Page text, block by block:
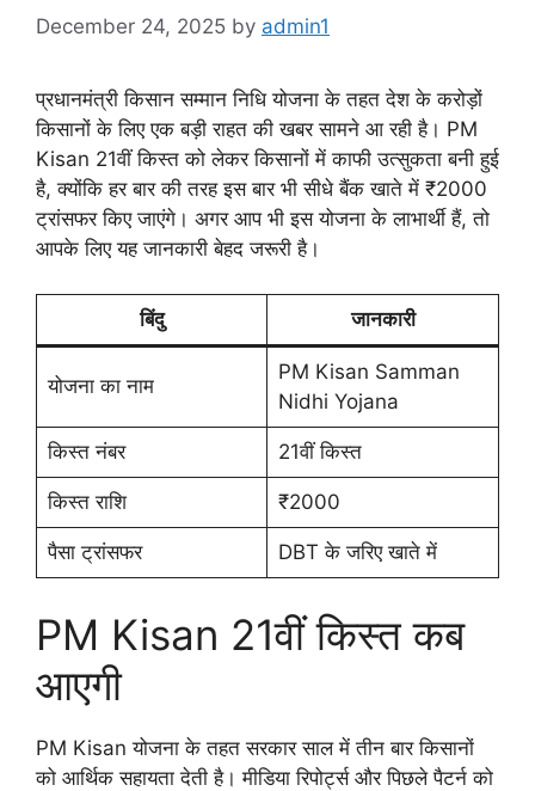
December 24, 2025 by admin1
प्रधानमंत्री किसान सम्मान निधि योजना के तहत देश के करोड़ों
किसानों के लिए एक बड़ी राहत की खबर सामने आ रही है। PM
Kisan 21वीं किस्त को लेकर किसानों में काफी उत्सुकता बनी हुई
है, क्योंकि हर बार की तरह इस बार भी सीधे बैंक खाते में ₹2000
ट्रांसफर किए जाएंगे। अगर आप भी इस योजना के लाभार्थी हैं, तो
आपके लिए यह जानकारी बेहद जरूरी है।
बिंदु जानकारी
योजना का नाम
PM Kisan Samman
Nidhi Yojana
किस्त नंबर 21वीं किस्त
किस्त राशि ₹2000
पैसा ट्रांसफर DBT के जरिए खाते में
PM Kisan 21वीं किस्त कब
आएगी
PM Kisan योजना के तहत सरकार साल में तीन बार किसानों
को आर्थिक सहायता देती है। मीडिया रिपोर्ट्स और पिछले पैटर्न को